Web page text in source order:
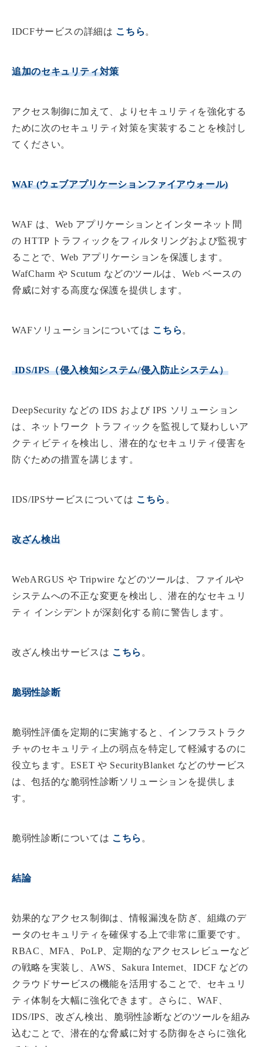
IDCFサービスの詳細は こちら 。
追加のセキュリティ対策
アクセス制御に加えて、よりセキュリティを強化する
ために次のセキュリティ対策を実装することを検討し
てください。
WAF (ウェブアプリケーションファイアウォール)
WAF は、Web アプリケーションとインターネット間
の HTTP トラフィックをフィルタリングおよび監視す
ることで、Web アプリケーションを保護します。
WafCharm や Scutum などのツールは、Web ベースの
脅威に対する高度な保護を提供します。
WAFソリューションについては こ ちら 。
IDS/IPS（侵入検知システム/侵入防止システム）
DeepSecurity などの IDS および IPS ソリューション
は、ネットワーク トラフィックを監視して疑わしいア
クティビティを検出し、潜在的なセキュリティ侵害を
防ぐための措置を講じます。
IDS/IPSサービスについては こ ちら 。
改ざん検出
WebARGUS や Tripwire などのツールは、ファイルや
システムへの不正な変更を検出し、潜在的なセキュリ
ティ インシデントが深刻化する前に警告します。
改ざん検出サービスは こ ちら 。
脆弱性診断
脆弱性評価を定期的に実施すると、インフラストラク
チャのセキュリティ上の弱点を特定して軽減するのに
役立ちます。ESET や SecurityBlanket などのサービス
は、包括的な脆弱性診断ソリューションを提供しま
す。
脆弱性診断については こ ちら 。
結論
効果的なアクセス制御は、情報漏洩を防ぎ、組織のデ
ータのセキュリティを確保する上で非常に重要です。
RBAC、MFA、PoLP、定期的なアクセスレビューなど
の戦略を実装し、AWS、Sakura Internet、IDCF などの
クラウドサービスの機能を活用することで、セキュリ
ティ体制を大幅に強化できます。さらに、WAF、
IDS/IPS、改ざん検出、脆弱性診断などのツールを組み
込むことで、潜在的な脅威に対する防御をさらに強化